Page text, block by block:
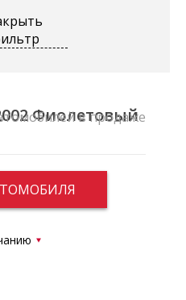
Фиолетовый
в продаже